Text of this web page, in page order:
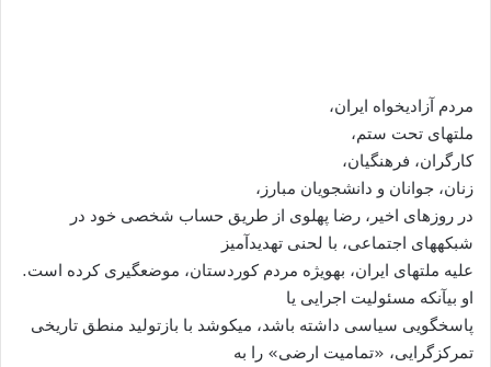
مردم آزاديخواه ايران،
ملتهای تحت ستم،
کارگران، فرهنگيان،
زنان، جوانان و دانشجويان مبارز،
در روزهای اخير، رضا پهلوی از طريق حساب شخصی خود در
شبکههای اجتماعی، با لحنی تهديدآميز
عليه ملتهای ايران، بهويژه مردم کوردستان، موضعگيری کرده است.
او بیآنکه مسئوليت اجرايی يا
پاسخگويی سياسی داشته باشد، میکوشد با بازتوليد منطق تاريخی
تمرکزگرايی، «تماميت ارضی» را به